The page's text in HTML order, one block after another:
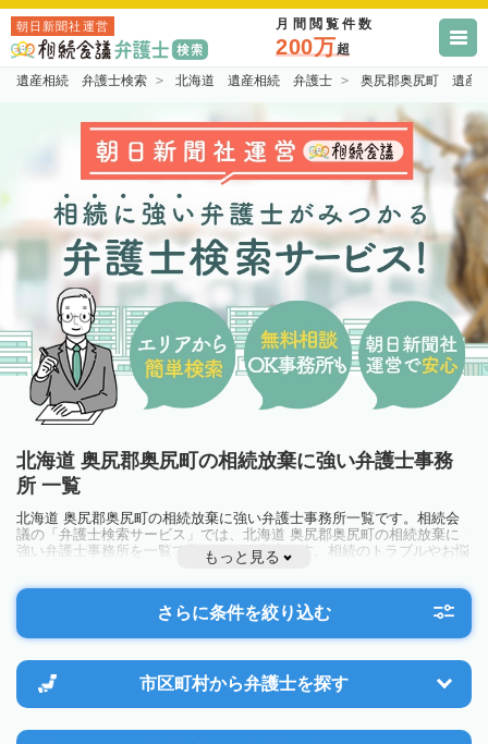
朝日新聞社運営 月間閲覧件数
200万超
遺産相続 弁護士検索 北海道 遺産相続 弁護士 奥尻郡奥尻町 遺産
北海道 奥尻郡奥尻町の相続放棄に強い弁護士事務
所 一覧
北海道 奥尻郡奥尻町の相続放棄に強い弁護士事務所一覧です。相続会
議の「弁護士検索サービス」では、北海道 奥尻郡奥尻町の相続放棄に
強い弁護士事務所を一覧で見ることが出来ます。相続のトラブルやお悩
みを抱えている方は一度近隣の弁護士に相談してみましょう。
もっと見る
さらに条件を絞り込む
市区町村から弁護士を探す